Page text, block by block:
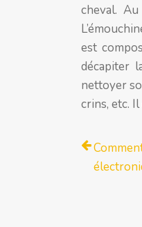
cheval.
est
décapiter
nettoyer
crins, etc.